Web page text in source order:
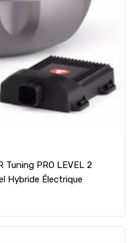
Tuning PRO LEVEL 2
Hybride Électrique